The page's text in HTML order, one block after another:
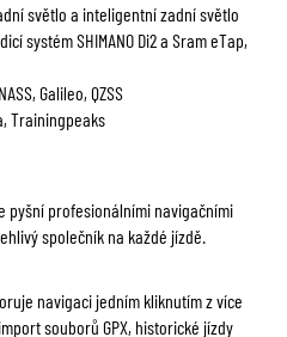
světlo a inteligentní zadní světlo
systém SHIMANO Di2 a Sram eTap,
Galileo, QZSS
Trainingpeaks
pyšní profesionálními navigačními
společník na každé jízdě.
navigaci jedním kliknutím z více
souborů GPX, historické jízdy